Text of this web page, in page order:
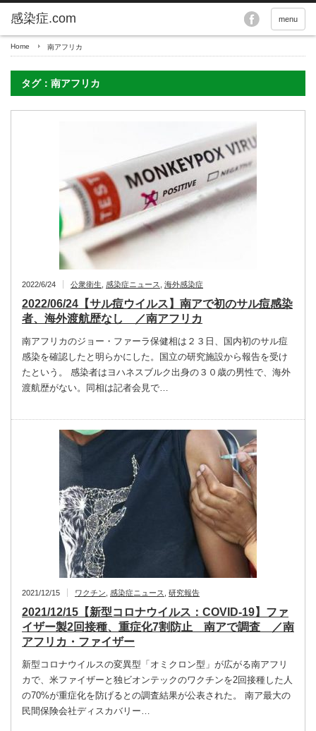
menu
Home 南アフリカ
タグ：南アフリカ
2022/6/24 公衆衛生 感染症ニュース 海外感染症
2022/06/24【サル痘ウイルス】南アで初のサル痘感染
者、海外渡航歴なし ／南アフリカ
南アフリカのジョー・ファーラ保健相は２３日、国内初のサル痘
感染を確認したと明らかにした。国立の研究施設から報告を受け
たという。 感染者はヨハネスブルク出身の３０歳の男性で、海外
渡航歴がない。同相は記者会見で…
2021/12/15 ワクチン 感染症ニュース 研究報告
2021/12/15【新型コロナウイルス：COVID-19】ファ
イザー製2回接種、重症化7割防止 南アで調査 ／南
アフリカ・ファイザー
新型コロナウイルスの変異型「オミクロン型」が広がる南アフリ
カで、米ファイザーと独ビオンテックのワクチンを2回接種した人
の70%が重症化を防げるとの調査結果が公表された。 南ア最大の
民間保険会社ディスカバリー…